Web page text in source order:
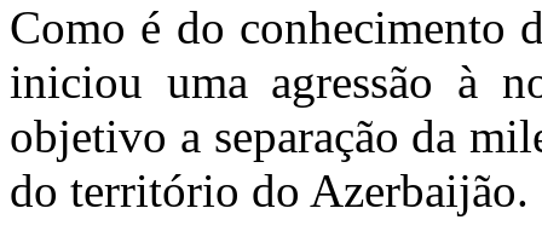
Como é do conhecimento
iniciou uma agressão à
objetivo a separação da
do território do Azerbaijão.